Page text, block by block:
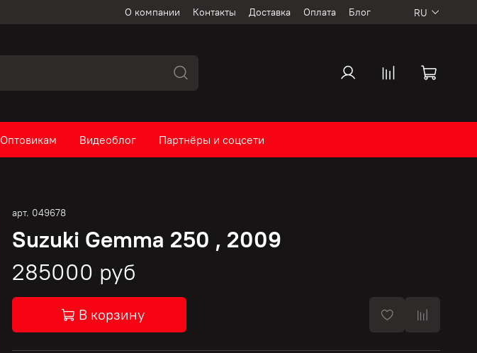
О компании Контакты Доставка Оплата Блог RU
Оптовикам Видеоблог Партнёры и соцсети
арт. 049678
Suzuki Gemma 250 , 2009
285000 руб
В корзину